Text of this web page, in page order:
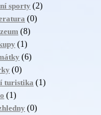
sporty (2)
(0)
(8)
(1)
(6)
(0)
turistika (1)
(1)
(0)